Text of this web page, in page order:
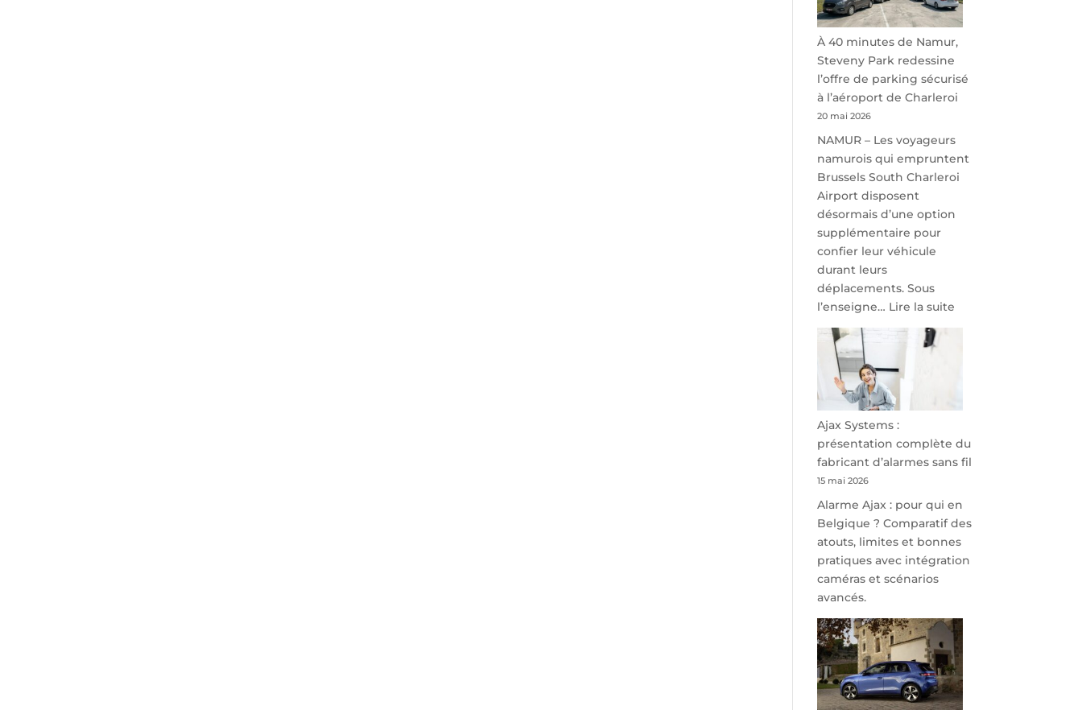
À 40 minutes de Namur,
Steveny Park redessine
l’offre de parking sécurisé
à l’aéroport de Charleroi
20 mai 2026
NAMUR – Les voyageurs
namurois qui empruntent
Brussels South Charleroi
Airport disposent
désormais d’une option
supplémentaire pour
confier leur véhicule
durant leurs
déplacements. Sous
l’enseigne… Lire la suite
Park
redessine
parking
sécurisé
à
l’aéroport
Ajax Systems :
présentation complète du
fabricant d’alarmes sans fil
15 mai 2026
Alarme Ajax : pour qui en
Belgique ? Comparatif des
atouts, limites et bonnes
pratiques avec intégration
caméras et scénarios
avancés.